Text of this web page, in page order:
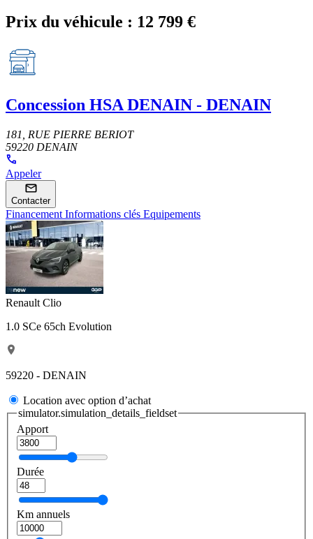
Prix du véhicule : 12 799 €
Concession HSA DENAIN - DENAIN
181, RUE PIERRE BERIOT
59220 DENAIN
Appeler
Contacter
Financement Informations clés Equipements
Renault Clio
1.0 SCe 65ch Evolution
59220 - DENAIN
Location avec option d’achat
simulator.simulation_details_fieldset
Apport
Durée
Km annuels